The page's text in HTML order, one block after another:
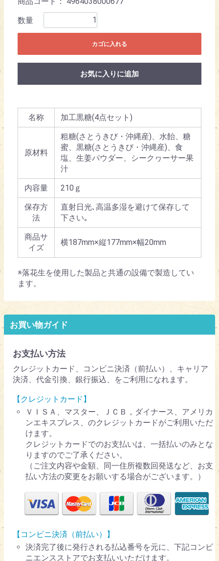
数量
カゴに入れる
お気に入りに追加
名称 加工黒糖(4点セット)
原材料
粗糖(さとうきび・沖縄産)、水飴、糖
蜜、黒糖(さとうきび・沖縄産)、食
塩、生姜パウダー、シークヮーサー果
汁
内容量 210ｇ
保存方
法
直射日光､高温多湿を避けて保存して
下さい｡
商品サ
イズ
横187mm×縦177mm×幅20mm
※落花生を使用した製品と共通の設備で製造してい
ます。
お買い物ガイド
お支払い方法
クレジットカード、コンビニ決済（前払い）、キャリア
決済、代金引換、銀行振込、をご利用になれます。
【クレジットカード】
ＶＩＳＡ、マスター、ＪＣＢ，ダイナース、アメリカ
ンエキスプレス、のクレジットカードがご利用いただ
けます。
クレジットカードでのお支払いは、一括払いのみとな
りますのでご了承ください。
（ご注文内容や金額、同一住所複数回発送など、お支
払い方法の変更をお願いする場合がございます。）
【コンビニ決済（前払い）】
決済完了後に発行される払込番号を元に、下記コンビ
ニエンスストアでお支払いいただけます。